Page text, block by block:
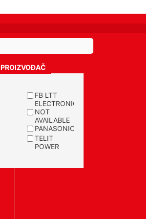
PROIZVOĐAČ
FB LTT
ELECTRONICS
NOT
AVAILABLE
PANASONIC
TELIT
POWER